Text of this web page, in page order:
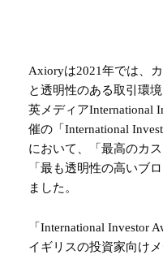
Axioryは2021年では、
と透明性のある取引環
英メディアInternational
催の「International
において、「最高のカス
「最も透明性の高いブ
ました。
「International Investor
イギリスの投資家向け